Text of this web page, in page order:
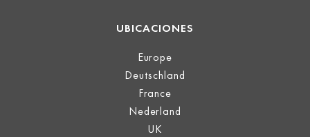
UBICACIONES
Europe
Deutschland
France
Nederland
UK